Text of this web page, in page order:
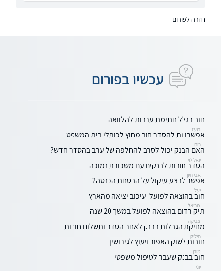
חזרה לפורום
עכשיו בפורום
חוב בגלל חתימת ערבות להלוואה
בועז
אפשרויות להסדר חוב מחוץ לכותלי בית המשפט
רום
האם הבנק יכול לסרב להחלפה של ערב בהסדר חדש?
יואל לוי
הסדר חובות לבנקים עם משכורת נמוכה
אבי חיון
אפשר לבצע עיקול על הבטחת הכנסה?
יעל
חוב בהוצאה לפועל ועיכוב יציאה מהארץ
צוריאל
תיק רדום בהוצאה לפועל במשך 20 שנה
צביקה
מחיקת הגבלות בבנק לאחר הסדר ותשלום חובות
חיליק
חובות לשוק האפור ויעוץ לגירושין
מורן
חוב בבנק שעבר לטיפול משפטי
יוני